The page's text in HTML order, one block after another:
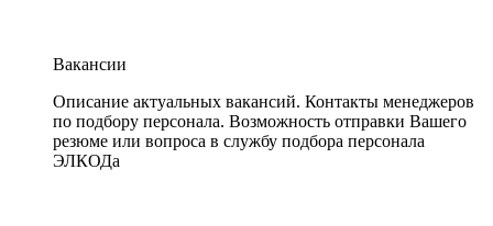
Вакансии
Описание актуальных вакансий. Контакты менеджеров
по подбору персонала. Возможность отправки Вашего
резюме или вопроса в службу подбора персонала
ЭЛКОДа